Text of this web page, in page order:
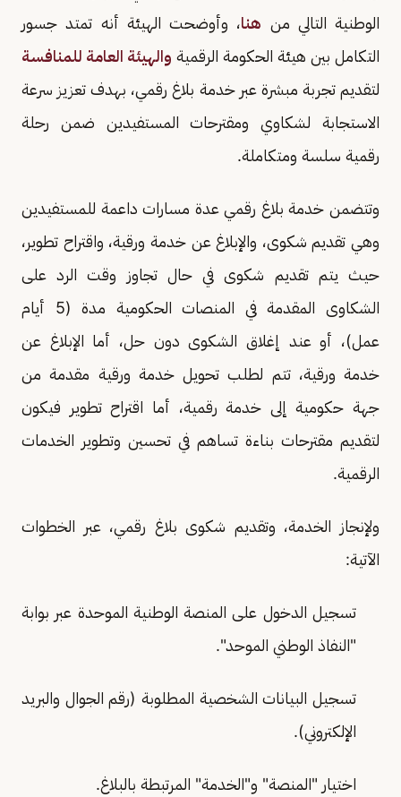
الوطنية التالي من هنا، وأوضحت الهيئة أنه تمتد جسور
التكامل بين هيئة الحكومة الرقمية والهيئة العامة للمنافسة
لتقديم تجربة مبشرة عبر خدمة بلاغ رقمي، بهدف تعزيز سرعة
الاستجابة لشكاوي ومقترحات المستفيدين ضمن رحلة
رقمية سلسة ومتكاملة.
وتتضمن خدمة بلاغ رقمي عدة مسارات داعمة للمستفيدين
وهي تقديم شكوى، والإبلاغ عن خدمة ورقية، واقتراح تطوير،
حيث يتم تقديم شكوى في حال تجاوز وقت الرد على
الشكاوى المقدمة في المنصات الحكومية مدة (5 أيام
عمل)، أو عند إغلاق الشكوى دون حل، أما الإبلاغ عن
خدمة ورقية، تتم لطلب تحويل خدمة ورقية مقدمة من
جهة حكومية إلى خدمة رقمية، أما اقتراح تطوير فيكون
لتقديم مقترحات بناءة تساهم في تحسين وتطوير الخدمات
الرقمية.
ولإنجاز الخدمة، وتقديم شكوى بلاغ رقمي، عبر الخطوات
الآتية:
تسجيل الدخول على المنصة الوطنية الموحدة عبر بوابة
"النفاذ الوطني الموحد".
تسجيل البيانات الشخصية المطلوبة (رقم الجوال والبريد
الإلكتروني).
اختيار "المنصة" و"الخدمة" المرتبطة بالبلاغ.